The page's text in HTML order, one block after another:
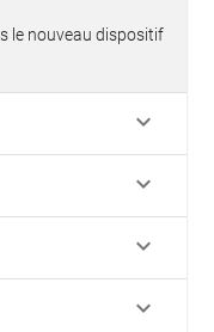
le nouveau dispositif
keyboard_arrow_down
keyboard_arrow_down
keyboard_arrow_down
keyboard_arrow_down